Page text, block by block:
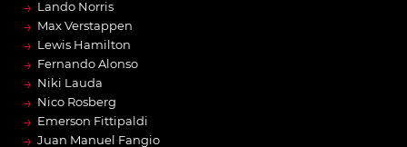
→ Lando Norris
→ Max Verstappen
→ Lewis Hamilton
→ Fernando Alonso
→ Niki Lauda
→ Nico Rosberg
→ Emerson Fittipaldi
→ Juan Manuel Fangio